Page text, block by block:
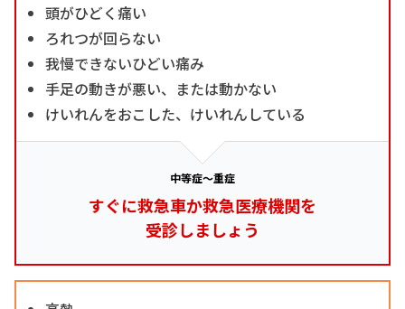
頭がひどく痛い
ろれつが回らない
我慢できないひどい痛み
手足の動きが悪い、または動かない
けいれんをおこした、けいれんしている
中等症～重症
すぐに救急車か救急医療機関を
受診しましょう